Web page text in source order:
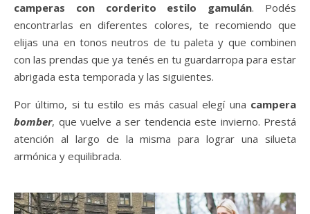
camperas con corderito estilo gamulán. Podés
encontrarlas en diferentes colores, te recomiendo que
elijas una en tonos neutros de tu paleta y que combinen
con las prendas que ya tenés en tu guardarropa para estar
abrigada esta temporada y las siguientes.
Por último, si tu estilo es más casual elegí una campera
bomber, que vuelve a ser tendencia este invierno. Prestá
atención al largo de la misma para lograr una silueta
armónica y equilibrada.